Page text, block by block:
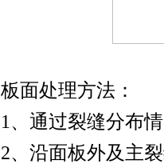
板面处理方法：
1、通过裂缝分布
2、沿面板外及主